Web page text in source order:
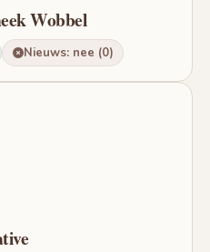
Wobbel
Nieuws: nee (0)